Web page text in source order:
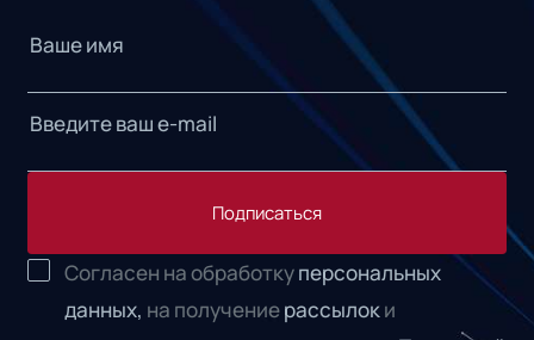
Подписаться
Согласен на обработкуперсональных
данных, на получениерассылоки